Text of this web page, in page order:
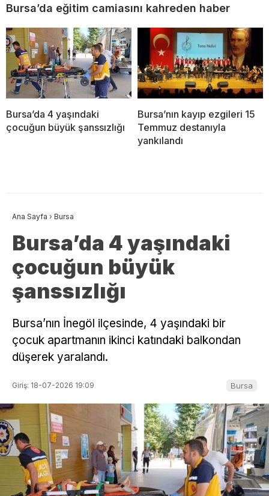
Bursa’da eğitim camiasını kahreden haber
Bursa’da 4 yaşındaki
çocuğun büyük şanssızlığı
Bursa’nın kayıp ezgileri 15
Temmuz destanıyla
yankılandı
Ana Sayfa › Bursa
Bursa’da 4 yaşındaki
çocuğun büyük
şanssızlığı
Bursa’nın İnegöl ilçesinde, 4 yaşındaki bir
çocuk apartmanın ikinci katındaki balkondan
düşerek yaralandı.
Giriş: 18-07-2026 19:09 Bursa